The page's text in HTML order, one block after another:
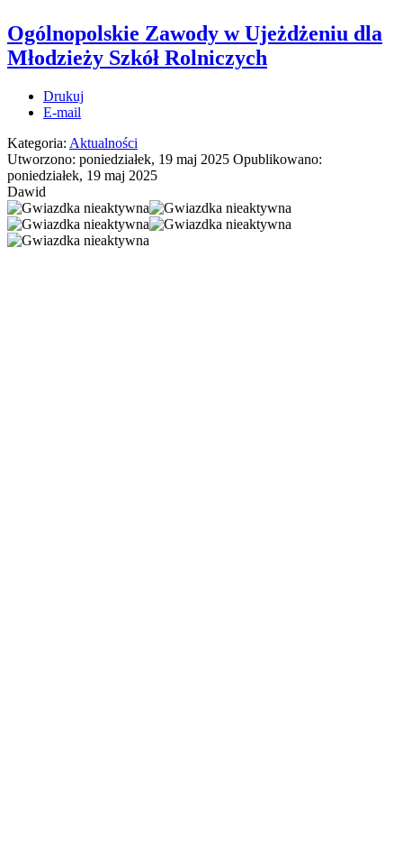
Ogólnopolskie Zawody w Ujeżdżeniu dla
Młodzieży Szkół Rolniczych
Drukuj
E-mail
Kategoria: Aktualności
Utworzono: poniedziałek, 19 maj 2025 Opublikowano:
poniedziałek, 19 maj 2025
Dawid